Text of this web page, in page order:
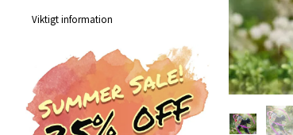
Viktigt information